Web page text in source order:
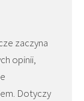
zaczyna
opinii,
Dotyczy